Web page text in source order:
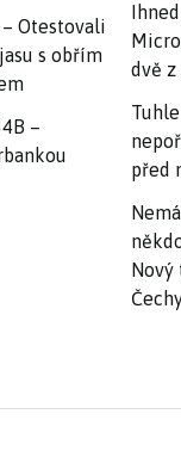
– Otestovali
s obřím
–
dvě
před